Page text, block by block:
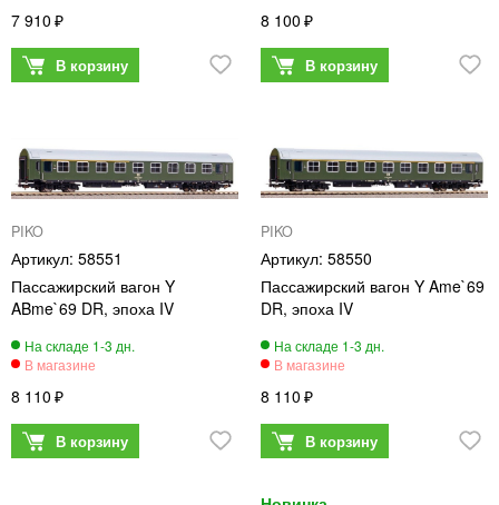
7 910 8 100
PIKO
58551
Пассажирский вагон Y
ABme`69 DR, эпоха IV
8 110
PIKO
58550
Пассажирский вагон Y Ame`69
DR, эпоха IV
8 110